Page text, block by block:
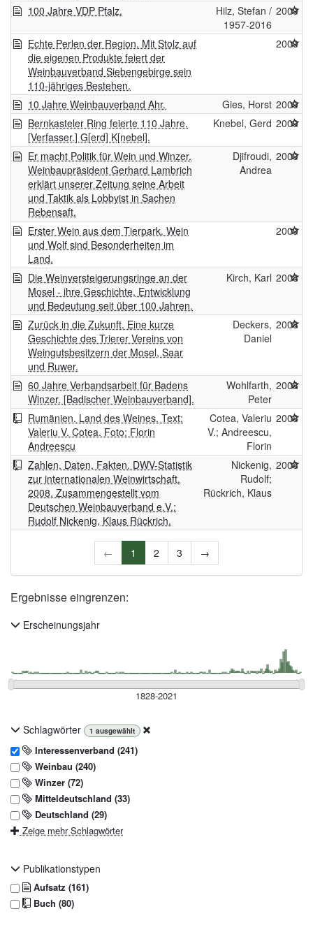
100 Jahre VDP Pfalz.
Hilz, Stefan /
1957-2016
2009
Echte Perlen der Region. Mit Stolz auf
die eigenen Produkte feiert der
Weinbauverband Siebengebirge sein
110-jähriges Bestehen.
2009
10 Jahre Weinbauverband Ahr. Gies, Horst 2009
Bernkasteler Ring feierte 110 Jahre.
[Verfasser.] G[erd] K[nebel].
Knebel, Gerd 2009
Er macht Politik für Wein und Winzer.
Weinbaupräsident Gerhard Lambrich
erklärt unserer Zeitung seine Arbeit
und Taktik als Lobbyist in Sachen
Rebensaft.
Djifroudi,
Andrea
2009
Erster Wein aus dem Tierpark. Wein
und Wolf sind Besonderheiten im
Land.
2009
Die Weinversteigerungsringe an der
Mosel - ihre Geschichte, Entwicklung
und Bedeutung seit über 100 Jahren.
Kirch, Karl 2008
Zurück in die Zukunft. Eine kurze
Geschichte des Trierer Vereins von
Weingutsbesitzern der Mosel, Saar
und Ruwer.
Deckers,
Daniel
2008
60 Jahre Verbandsarbeit für Badens
Winzer. [Badischer Weinbauverband].
Wohlfarth,
Peter
2008
Rumänien. Land des Weines. Text:
Valeriu V. Cotea. Foto: Florin
Andreescu
Cotea, Valeriu
V.; Andreescu,
Florin
2008
Zahlen, Daten, Fakten. DWV-Statistik
zur internationalen Weinwirtschaft.
2008. Zusammengestellt vom
Deutschen Weinbauverband e.V.:
Rudolf Nickenig, Klaus Rückrich.
Nickenig,
Rudolf;
Rückrich, Klaus
2008
← 1 2 3 →
Ergebnisse eingrenzen:
Erscheinungsjahr
Schlagwörter 1 ausgewählt
Interessenverband (241)
Weinbau (240)
Winzer (72)
Mitteldeutschland (33)
Deutschland (29)
Zeige mehr Schlagwörter
Publikationstypen
Aufsatz (161)
Buch (80)